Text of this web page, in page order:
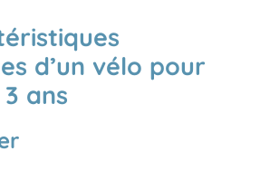
d’un vélo pour
ans